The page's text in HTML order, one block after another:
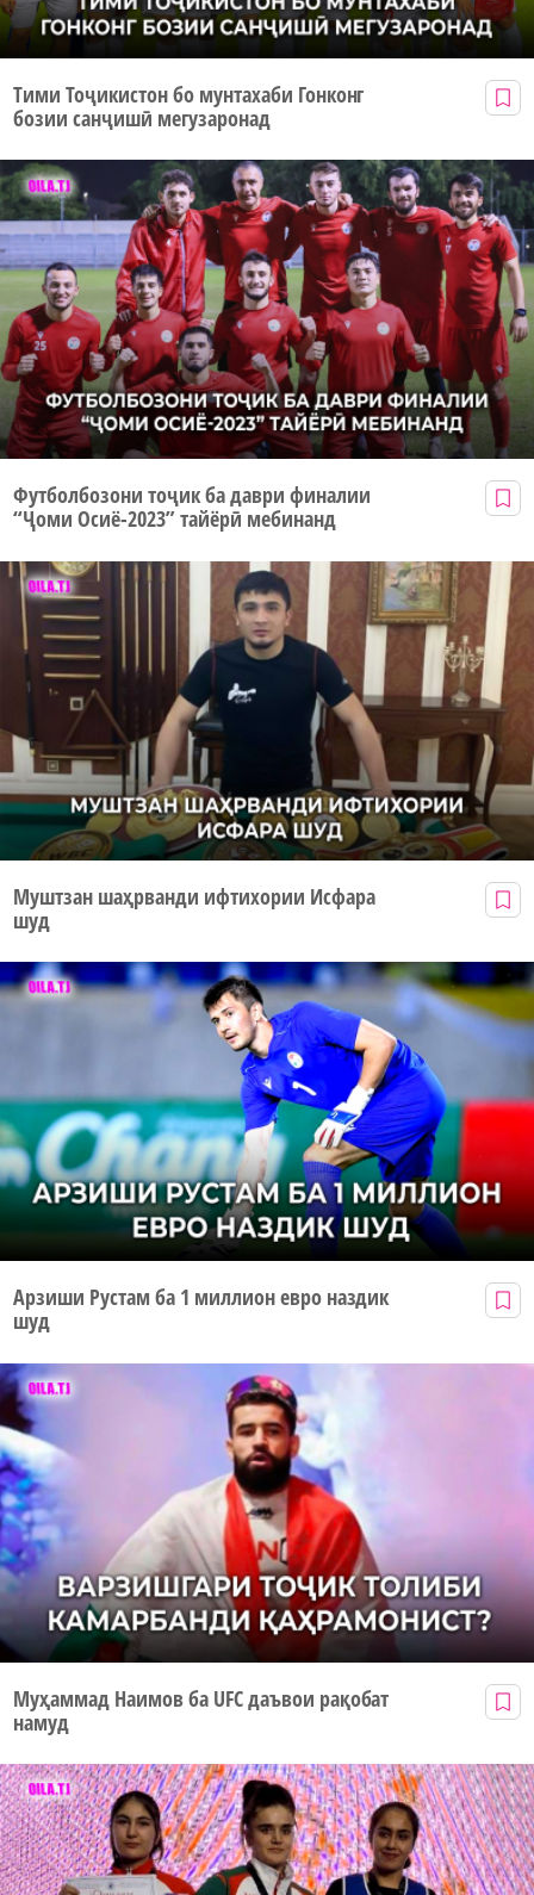
Тими Тоҷикистон бо мунтахаби Гонконг
бозии санҷишӣ мегузаронад
Футболбозони тоҷик ба даври финалии
“Ҷоми Осиё-2023” тайёрӣ мебинанд
Муштзан шаҳрванди ифтихории Исфара
шуд
Арзиши Рустам ба 1 миллион евро наздик
шуд
Муҳаммад Наимов ба UFC даъвои рақобат
намуд